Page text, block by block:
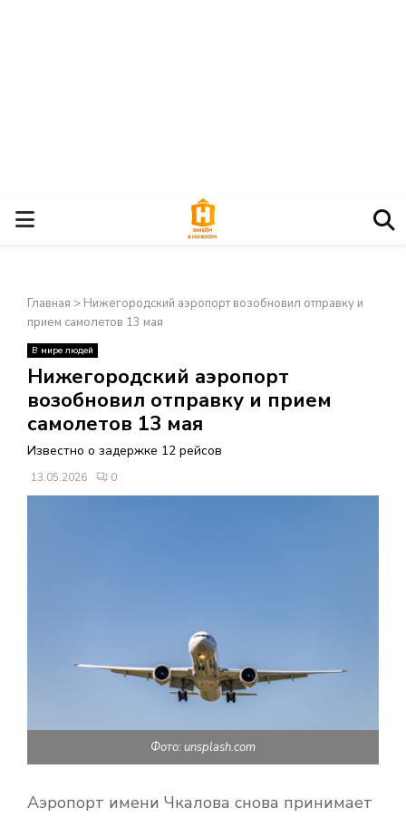
О
Н
О
В
Н
Ю
Главная > Нижегородский аэропорт возобновил отправку и
прием самолетов 13 мая
В мире людей
Нижегородский аэропорт
возобновил отправку и прием
самолетов 13 мая
Известно о задержке 12 рейсов
13.05.2026 0
Фото: unsplash.com
Аэропорт имени Чкалова снова принимает